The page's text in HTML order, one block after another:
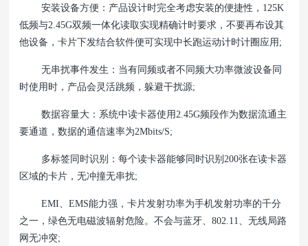
安装设备方便：产品设计时完全考虑安装的便捷性，125K
低频与2.45G双频一体化读取实现精确计时要求，不要再布设其
他设备，卡片下发结合软件便可实现中长跑运动计时计圈应用;
无串扰事件发生：当有同频或者不同频大功率微波设备同
时使用时，产品会灵活跳频，躲避干扰源;
数据容量大：系统中读卡器使用2.45G频段作为数据流通主
要通道，数据的通信速率为2Mbits/S;
多标签同时识别：每个读卡器能够同时识别200张在读卡器
区域的卡片，无冲撞无串扰;
EMI、EMS能力强，卡片发射功率为手机发射功率的千分
之一，绿色无电磁波辐射危险。不会与蓝牙、802.11、无线局路
网无冲突;